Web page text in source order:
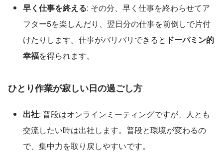
早く仕事を終える: その分、早く仕事を終わらせてア
フター5を楽しんだり、翌日分の仕事を前倒しで片付
けたりします。仕事がバリバリできると ドーパミン的
幸福を得られます。
ひとり作業が寂しい日の過ごし方
出社: 普段はオンラインミーティングですが、人とも
交流したい時は出社します。普段と環境が変わるの
で、集中力を取り戻しやすいです。